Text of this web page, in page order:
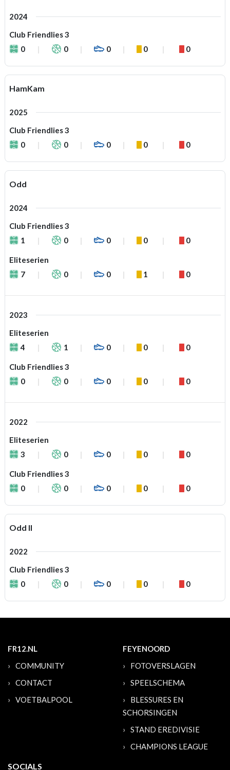
2024
Club Friendlies 3
0
0 0 0 0
HamKam
2025
Club Friendlies 3
0
0 0 0 0
Odd
2024
Club Friendlies 3
1
0 0 0 0
Eliteserien
7
0 0 1 0
2023
Eliteserien
4
1 0 0 0
Club Friendlies 3
0
0 0 0 0
2022
Eliteserien
3
0 0 0 0
Club Friendlies 3
0
0 0 0 0
Odd II
2022
Club Friendlies 3
0
0 0 0 0
FR12.NL
COMMUNITY
CONTACT
VOETBALPOOL
FEYENOORD
FOTOVERSLAGEN
SPEELSCHEMA
BLESSURES EN
SCHORSINGEN
STAND EREDIVISIE
CHAMPIONS LEAGUE
SOCIALS